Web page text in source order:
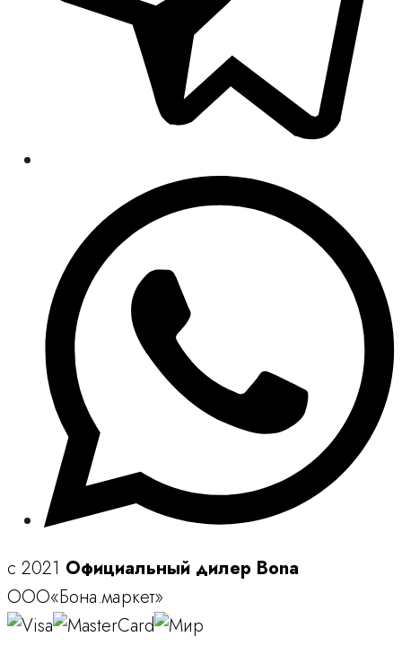
c 2021 Официальный дилер Bona
ООО«Бона.маркет»